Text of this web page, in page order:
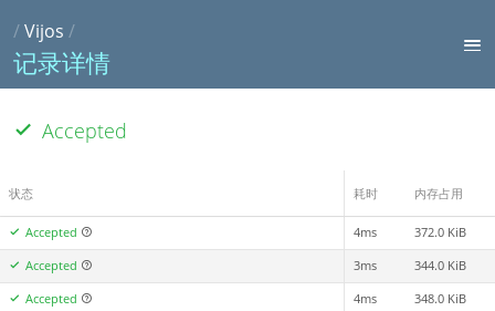
/Vijos /
记录详情
Accepted
状态 耗时 内存占用
Accepted 4ms 372.0 KiB
Accepted 3ms 344.0 KiB
Accepted 4ms 348.0 KiB